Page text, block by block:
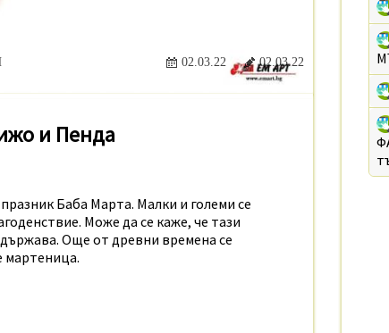
02.03.22
02.03.22
и Пенда
Баба Марта. Малки и големи се
Може да се каже, че тази
Още от древни времена се
мартеница.